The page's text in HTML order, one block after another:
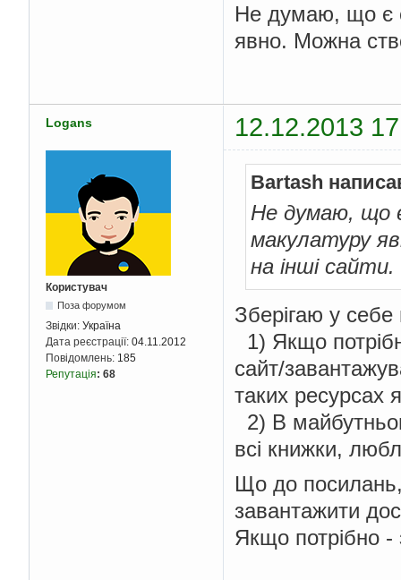
Не думаю, що є
явно. Можна
Logans 12.12.2013
Користувач
Поза форумом
Звідки: Україна
Дата реєстрації: 04.11.2012
Повідомлень: 185
Репутація: 68
Bartash
Не думаю, що
макулатуру
на інші сайти.
Зберігаю у
1) Якщо
сайт/
таких ресурсах
2) В
всі книжки,
Що до посилань,
завантажити
Якщо потрібно -